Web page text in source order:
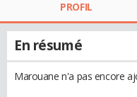
PROFIL
En résumé
Marouane n'a pas encore